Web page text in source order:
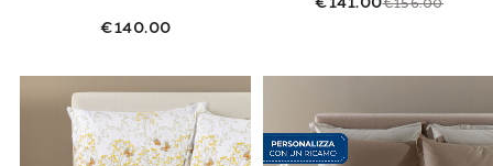
€140.00